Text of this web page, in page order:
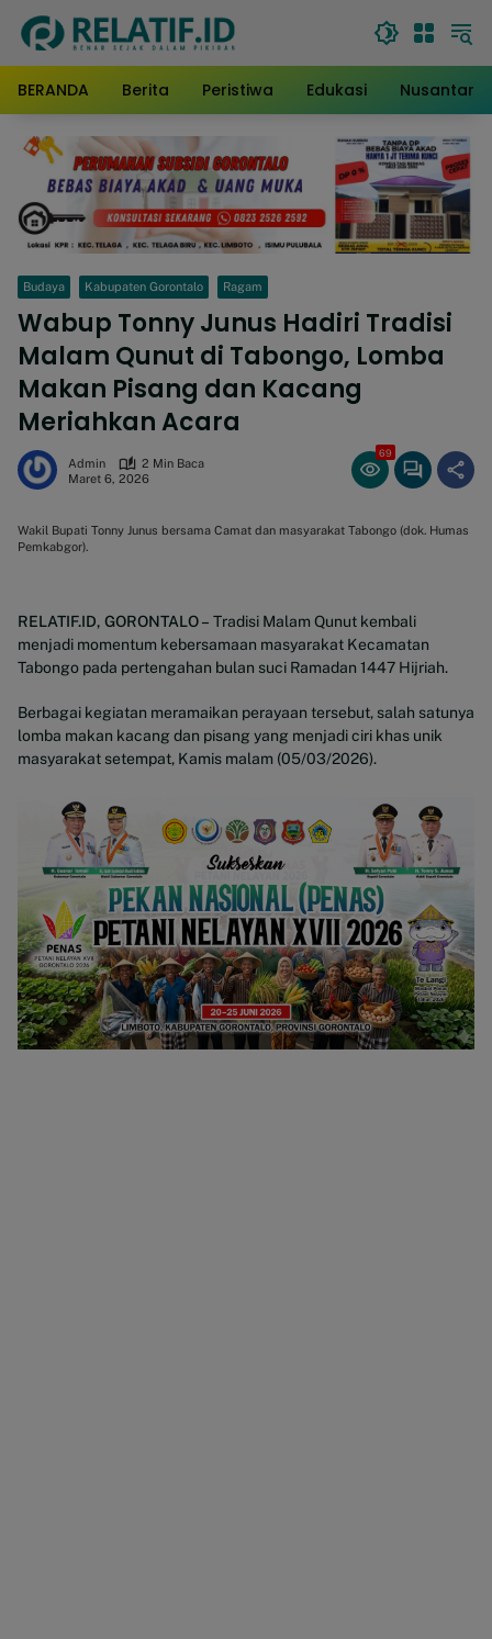
konten
BERANDA Berita Peristiwa Edukasi Nusantara
Budaya Kabupaten Gorontalo Ragam
Wabup Tonny Junus Hadiri Tradisi
Malam Qunut di Tabongo, Lomba
Makan Pisang dan Kacang
Meriahkan Acara
Admin
2 Min Baca
Maret 6, 2026
69
Wakil Bupati Tonny Junus bersama Camat dan masyarakat Tabongo (dok. Humas
Pemkabgor).
RELATIF.ID, GORONTALO – Tradisi Malam Qunut kembali
menjadi momentum kebersamaan masyarakat Kecamatan
Tabongo pada pertengahan bulan suci Ramadan 1447 Hijriah.
Berbagai kegiatan meramaikan perayaan tersebut, salah satunya
lomba makan kacang dan pisang yang menjadi ciri khas unik
masyarakat setempat, Kamis malam (05/03/2026).